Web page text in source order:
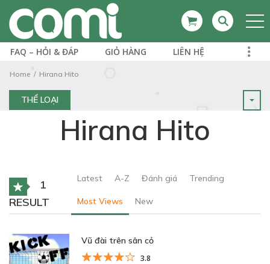
FAQ – HỎI & ĐÁP GIỎ HÀNG LIÊN HỆ
Home Hirana Hito
THỂ LOẠI
Hirana Hito
1
RESULT
Latest A-Z Đánh giá Trending
Most Views New
Vũ đài trên sân cỏ
3.8